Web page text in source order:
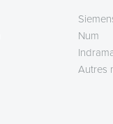
Num
Autres